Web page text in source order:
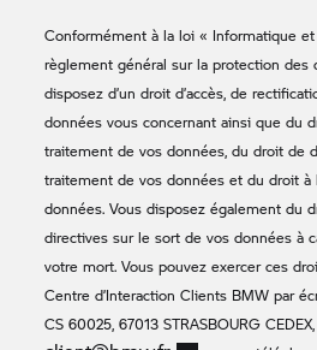
Conformément à la loi « Informatique
règlement général sur la protection des
disposez d’un droit d’accès, de
données vous concernant ainsi que du
traitement de vos données, du droit de
traitement de vos données et du droit
données. Vous disposez également du
directives sur le sort de vos données à
votre mort. Vous pouvez exercer ces
Centre d’Interaction Clients BMW par
CS 60025, 67013 STRASBOURG